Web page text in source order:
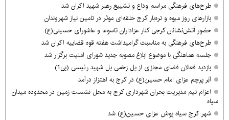
طرح‌های فرهنگی مراسم وداع و تشییع رهبر شهید اکران شد
بازارهای روز میوه و تره‌بار کرج حلقه‌ای موثر در تامین نیاز شهروندان
حضور آتش‌نشانان کرجی کنار عزاداران تاسوعا و عاشورای حسینی(ع)
طرح‌های فرهنگی به مناسبت گرامیداشت هفته قوه قضاییه اکران شد
جلسه هماهنگی با موضوع ابلاغ مصوبه جدید شورای امنیت برگزار شد
بازدید فعالان فضای مجازی از پل زخمی پل شهید رئیسی (بی1)
اَبَر پرچم عزای امام حسین(ع) در کرج به اهتزاز درآمد
اعزام تیم مدیریت بحران شهرداری کرج به محل نشست زمین در محدوده میدان
سپاه
شهر کرج سیاه پوش عزای حسین(ع) شد